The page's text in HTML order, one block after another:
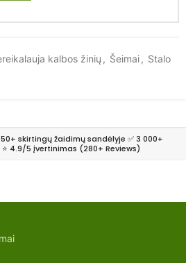
kalbos žinių , Šeimai, Stalo
skirtingų žaidimų sandėlyje ✅ 3 000+
4.9/5 įvertinimas (280+ Reviews)